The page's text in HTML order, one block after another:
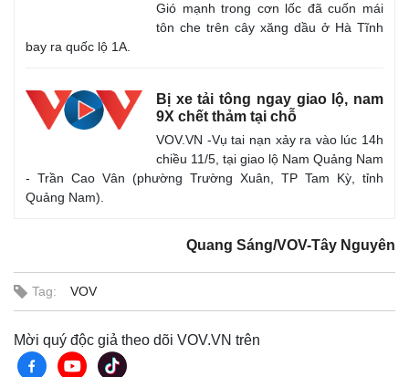
Gió mạnh trong cơn lốc đã cuốn mái
tôn che trên cây xăng dầu ở Hà Tĩnh
bay ra quốc lộ 1A.
Bị xe tải tông ngay giao lộ, nam
9X chết thảm tại chỗ
VOV.VN -Vụ tai nạn xảy ra vào lúc 14h
chiều 11/5, tại giao lộ Nam Quảng Nam
- Trần Cao Vân (phường Trường Xuân, TP Tam Kỳ, tỉnh
Quảng Nam).
Quang Sáng/VOV-Tây Nguyên
Tag: VOV
Mời quý độc giả theo dõi VOV.VN trên